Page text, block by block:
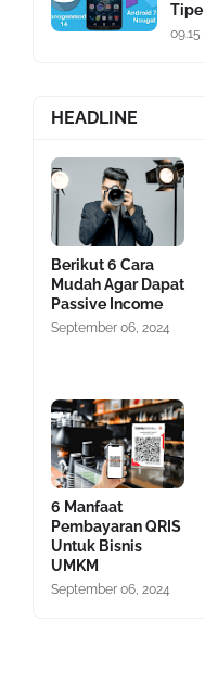
Tipe
09.15
HEADLINE
Berikut 6 Cara
Mudah Agar Dapat
Passive Income
September 06, 2024
6 Manfaat
Pembayaran QRIS
Untuk Bisnis
UMKM
September 06, 2024